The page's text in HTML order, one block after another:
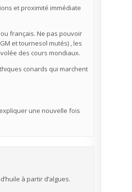
et proximité immédiate
français. Ne pas pouvoir
et tournesol mutés) , les
des cours mondiaux.
conards qui marchent
une nouvelle fois
à partir d’algues.